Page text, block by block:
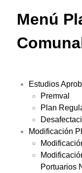
Menú
Estudios
Premval
Plan
Modificación
Portuarios